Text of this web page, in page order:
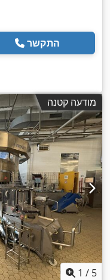
התקשר
מודעה קטנה
1 / 5